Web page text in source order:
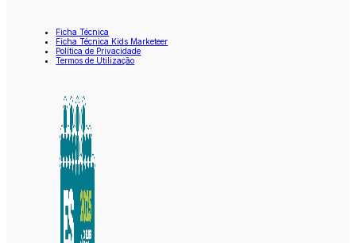
Ficha Técnica
Ficha Técnica Kids Marketeer
Política de Privacidade
Termos de Utilização